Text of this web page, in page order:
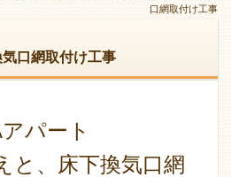
口網取付け工事
口網取付け工事
パート
と、床下換気口網